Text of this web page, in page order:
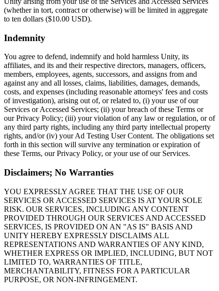
(whether in tort, contract or otherwise) will be limited in aggregate
to ten dollars ($10.00 USD).
Indemnity
You agree to defend, indemnify and hold harmless Unity, its
affiliates, and its and their respective directors, managers, officers,
members, employees, agents, successors, and assigns from and
against any and all losses, claims, liabilities, damages, demands,
costs, and expenses (including reasonable attorneys' fees and costs
of investigation), arising out of, or related to, (i) your use of our
Services or Accessed Services; (ii) your breach of these Terms or
our Privacy Policy; (iii) your violation of any law or regulation, or of
any third party rights, including any third party intellectual property
rights, and/or (iv) your Ad Testing User Content. The obligations set
forth in this section will survive any termination or expiration of
these Terms, our Privacy Policy, or your use of our Services.
Disclaimers; No Warranties
YOU EXPRESSLY AGREE THAT THE USE OF OUR
SERVICES OR ACCESSED SERVICES IS AT YOUR SOLE
RISK. OUR SERVICES, INCLUDING ANY CONTENT
PROVIDED THROUGH OUR SERVICES AND ACCESSED
SERVICES, IS PROVIDED ON AN "AS IS" BASIS AND
UNITY HEREBY EXPRESSLY DISCLAIMS ALL
REPRESENTATIONS AND WARRANTIES OF ANY KIND,
WHETHER EXPRESS OR IMPLIED, INCLUDING, BUT NOT
LIMITED TO, WARRANTIES OF TITLE,
MERCHANTABILITY, FITNESS FOR A PARTICULAR
PURPOSE, OR NON-INFRINGEMENT.